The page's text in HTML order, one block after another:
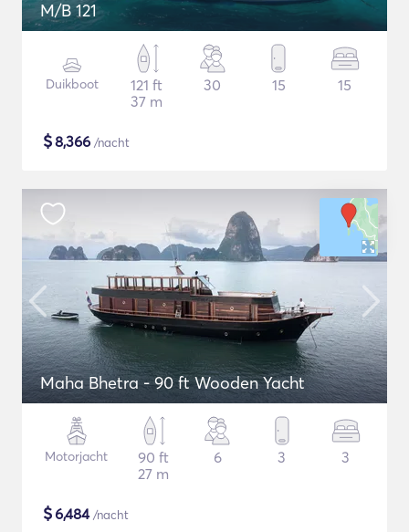
M/B 121
Duikboot
121 ft
37 m
30 15 15
$8,366 /nacht
Maha Bhetra - 90 ft Wooden Yacht
Motorjacht
90 ft
27 m
6 3 3
$6,484/nacht